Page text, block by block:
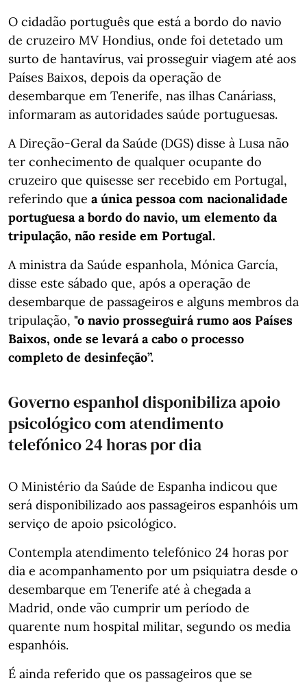
O cidadão português que está a bordo do navio
de cruzeiro MV Hondius, onde foi detetado um
surto de hantavírus, vai prosseguir viagem até aos
Países Baixos, depois da operação de
desembarque em Tenerife, nas ilhas Canáriass,
informaram as autoridades saúde portuguesas.
A Direção-Geral da Saúde (DGS) disse à Lusa não
ter conhecimento de qualquer ocupante do
cruzeiro que quisesse ser recebido em Portugal,
referindo que a única pessoa com nacionalidade
portuguesa a bordo do navio, um elemento da
tripulação, não reside em Portugal.
A ministra da Saúde espanhola, Mónica García,
disse este sábado que, após a operação de
desembarque de passageiros e alguns membros da
tripulação, "o navio prosseguirá rumo aos Países
Baixos, onde se levará a cabo o processo
completo de desinfeção”.
Governo espanhol disponibiliza apoio
psicológico com atendimento
telefónico 24 horas por dia
O Ministério da Saúde de Espanha indicou que
será disponibilizado aos passageiros espanhóis um
serviço de apoio psicológico.
Contempla atendimento telefónico 24 horas por
dia e acompanhamento por um psiquiatra desde o
desembarque em Tenerife até à chegada a
Madrid, onde vão cumprir um período de
quarente num hospital militar, segundo os media
espanhóis.
É ainda referido que os passageiros que se